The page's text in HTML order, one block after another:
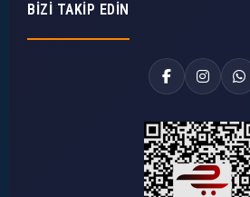
BIZI TAKIP EDIN